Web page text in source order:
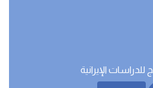
للدراسات اﻹيرانية